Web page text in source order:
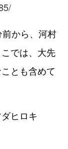
から、河村
では、大先
とも含めて
ヒロキ